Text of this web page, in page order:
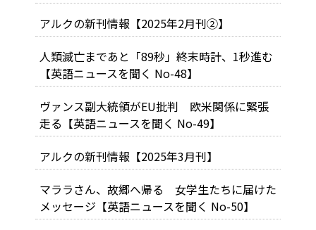
アルクの新刊情報【2025年2月刊②】
人類滅亡まであと「89秒」――終末時計、1秒進む
【英語ニュースを聞く No-48】
ヴァンス副大統領がEU批判 欧米関係に緊張
走る【英語ニュースを聞く No-49】
アルクの新刊情報【2025年3月刊】
マララさん、故郷へ帰る 女学生たちに届けた
メッセージ【英語ニュースを聞く No-50】